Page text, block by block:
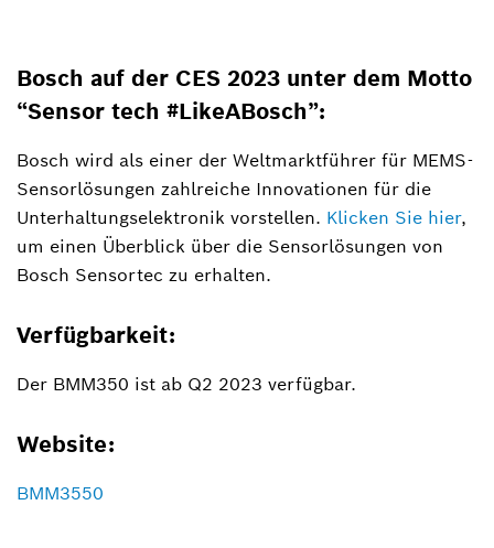
Bosch auf der CES 2023 unter dem Motto
“Sensor tech #LikeABosch”:
Bosch wird als einer der Weltmarktführer für MEMS-
Sensorlösungen zahlreiche Innovationen für die
Unterhaltungselektronik vorstellen. Klicken Sie hier,
um einen Überblick über die Sensorlösungen von
Bosch Sensortec zu erhalten.
Verfügbarkeit:
Der BMM350 ist ab Q2 2023 verfügbar.
Website:
BMM3550